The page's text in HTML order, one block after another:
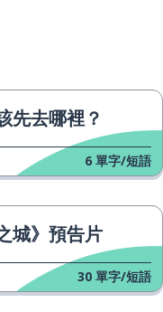
先去哪裡？
6 單字/短語
城》預告片
30 單字/短語